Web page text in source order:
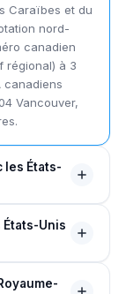
Caraïbes et du
nord-
canadien
régional) à 3
canadiens
Vancouver,
les États-
en 1947,
de
est un
L'indicatif de
États-Unis
numéro